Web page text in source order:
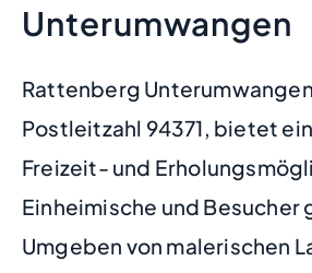
Unterumwangen
Rattenberg
Postleitzahl 94371, bietet
Freizeit- und
Einheimische und Besucher
Umgeben von malerischen